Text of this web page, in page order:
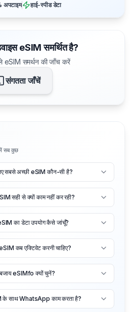
हाई-स्पीड डेटा
eSIM समर्थित है?
eSIM समर्थन की जाँच करें
संगतता जाँचें
सब कुछ
सबसे अच्छी eSIM कौन-सी है?
सही से क्यों काम नहीं कर रही?
का डेटा उपयोग कैसे जांचूँ?
कब एक्टिवेट करनी चाहिए?
बजाय eSIMfo क्यों चुनें?
साथ WhatsApp काम करता है?